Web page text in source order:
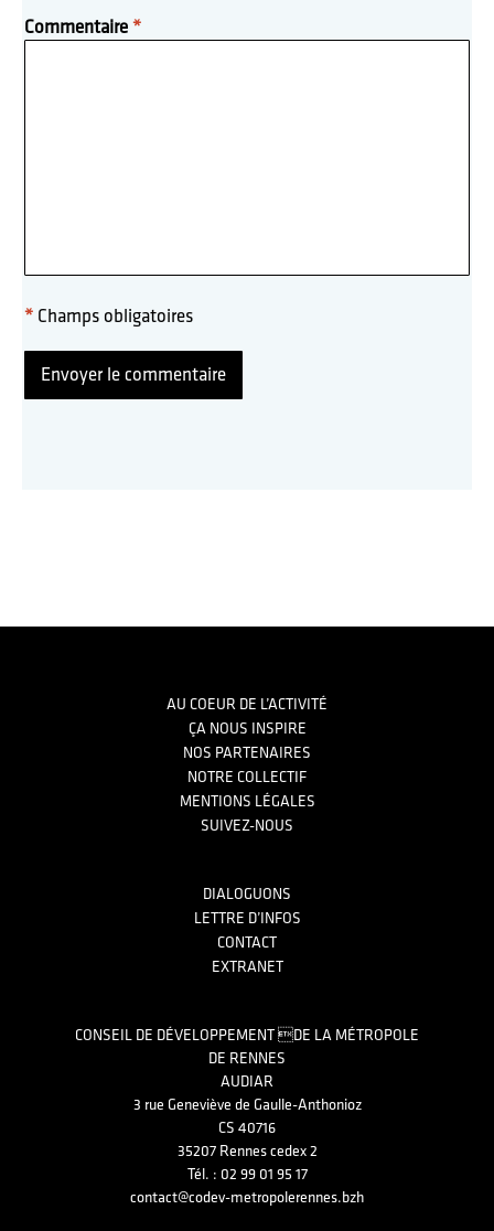
Commentaire *
* Champs obligatoires
AU COEUR DE L’ACTIVITÉ
ÇA NOUS INSPIRE
NOS PARTENAIRES
NOTRE COLLECTIF
MENTIONS LÉGALES
SUIVEZ-NOUS
DIALOGUONS
LETTRE D’INFOS
CONTACT
EXTRANET
CONSEIL DE DÉVELOPPEMENT DE LA MÉTROPOLE
DE RENNES
AUDIAR
3 rue Geneviève de Gaulle-Anthonioz
CS 40716
35207 Rennes cedex 2
Tél. : 02 99 01 95 17
contact@codev-metropolerennes.bzh